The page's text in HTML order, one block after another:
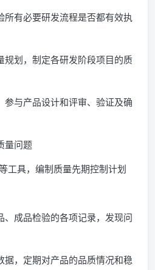
所有必要研发流程是否都有效执
规划，制定各研发阶段项目的质
参与产品设计和评审、验证及确
量问题
工具，编制质量先期控制计划
、成品检验的各项记录，发现问
据，定期对产品的品质情况和稳